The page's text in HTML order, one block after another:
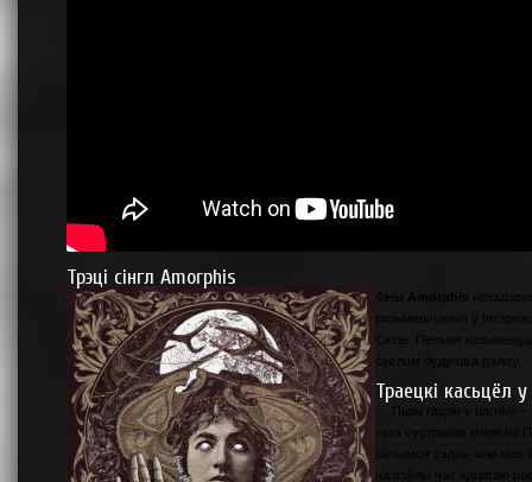
Трэці сінгл Amorphis
разьмешчаныя ў
. Песьня
сінглам будучага рэлізу.
Траецкі касьцёл